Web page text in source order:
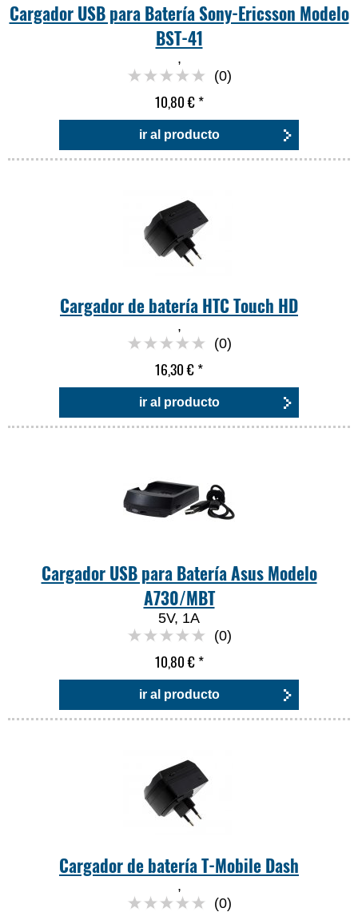
Cargador USB para Batería Sony-Ericsson Modelo
BST-41
,
(0)
10,80 €*
ir al producto
Cargador de batería HTC Touch HD
,
(0)
16,30 €*
ir al producto
Cargador USB para Batería Asus Modelo
A730/MBT
5V, 1A
(0)
10,80 €*
ir al producto
Cargador de batería T-Mobile Dash
,
(0)